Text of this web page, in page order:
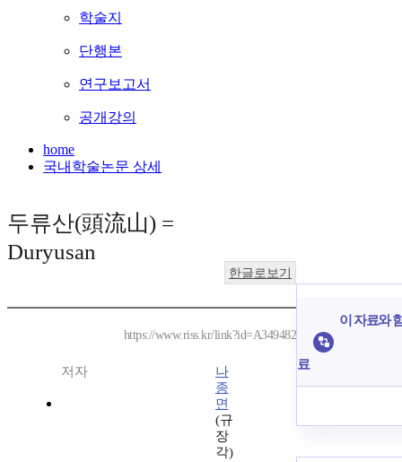
학술지
단행본
연구보고서
공개강의
home
국내학술논문 상세
두류산(頭流山) =
Duryusan
한글로보기
https://www.riss.kr/link?id=A349482
저자
나
종
면
(규
장
각)
이 자료와
료